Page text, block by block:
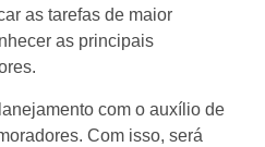
as tarefas de maior
as principais
com o auxílio de
Com isso, será